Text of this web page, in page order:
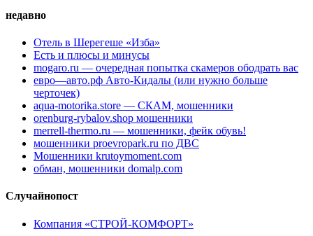
недавно
Отель в Шерегеше «Изба»
Есть и плюсы и минусы
mogaro.ru — очередная попытка скамеров ободрать вас
евро—авто.рф Авто-Кидалы (или нужно больше
черточек)
aqua-motorika.store — СКАМ, мошенники
orenburg-rybalov.shop мошенники
merrell-thermo.ru — мошенники, фейк обувь!
мошенники proevropark.ru по ДВС
Мошенники krutoymoment.com
обман, мошенники domalp.com
Случайнопост
Компания «СТРОЙ-КОМФОРТ»